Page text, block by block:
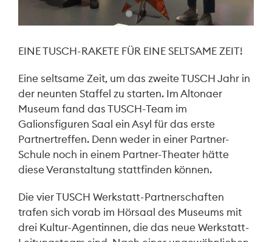
EINE TUSCH-RAKETE FÜR EINE SELTSAME ZEIT!
Eine seltsame Zeit, um das zweite TUSCH Jahr in
der neunten Staffel zu starten. Im Altonaer
Museum fand das TUSCH-Team im
Galionsfiguren Saal ein Asyl für das erste
Partnertreffen. Denn weder in einer Partner-
Schule noch in einem Partner-Theater hätte
diese Veranstaltung stattfinden können.
Die vier TUSCH Werkstatt-Partnerschaften
trafen sich vorab im Hörsaal des Museums mit
drei Kultur-Agentinnen, die das neue Werkstatt-